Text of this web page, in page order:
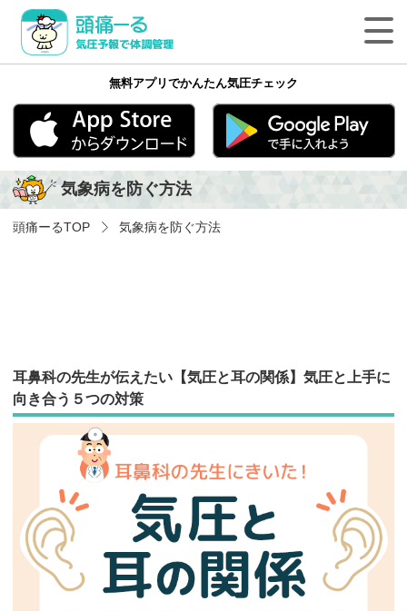
頭痛ーる 気圧予報で体調管理
最新の天気頭痛予報
気象病の基礎知識
気象病を防ぐ方法
法人のみなさまへ
お問合せ
無料アプリでかんたん気圧チェック
気象病を防ぐ方法
頭痛ーるTOP 気象病を防ぐ方法
耳鼻科の先生が伝えたい【気圧と耳の関係】気圧と上手に
向き合う５つの対策